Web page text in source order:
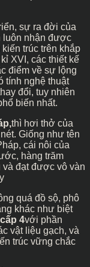
sự ra đời của
luôn nhận được
trúc trên khắp
XVI, các thiết kế
điểm về sự lộng
tính nghệ thuật
đổi, tuy nhiên
biến nhất.
thì hơi thở của
Giống như tên
cái nôi của
hàng trăm
đạt được vô vàn
quá đồ sộ, phô
khác như biệt
4với phần
vật liệu gạch, và
trúc vững chắc